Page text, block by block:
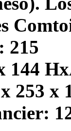
215
144
253 x